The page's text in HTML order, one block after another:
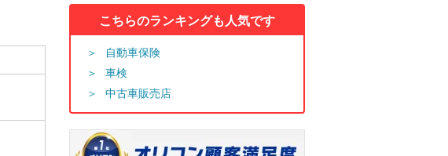
こちらのランキングも人気です
自動車保険
車検
中古車販売店